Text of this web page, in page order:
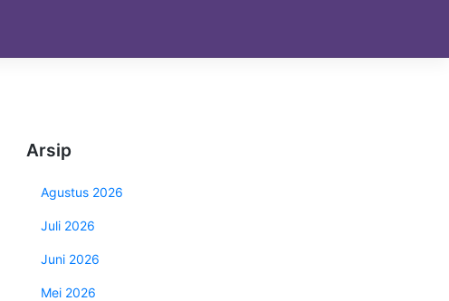
Arsip
Agustus 2026
Juli 2026
Juni 2026
Mei 2026